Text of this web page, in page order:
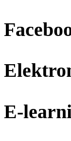
E-